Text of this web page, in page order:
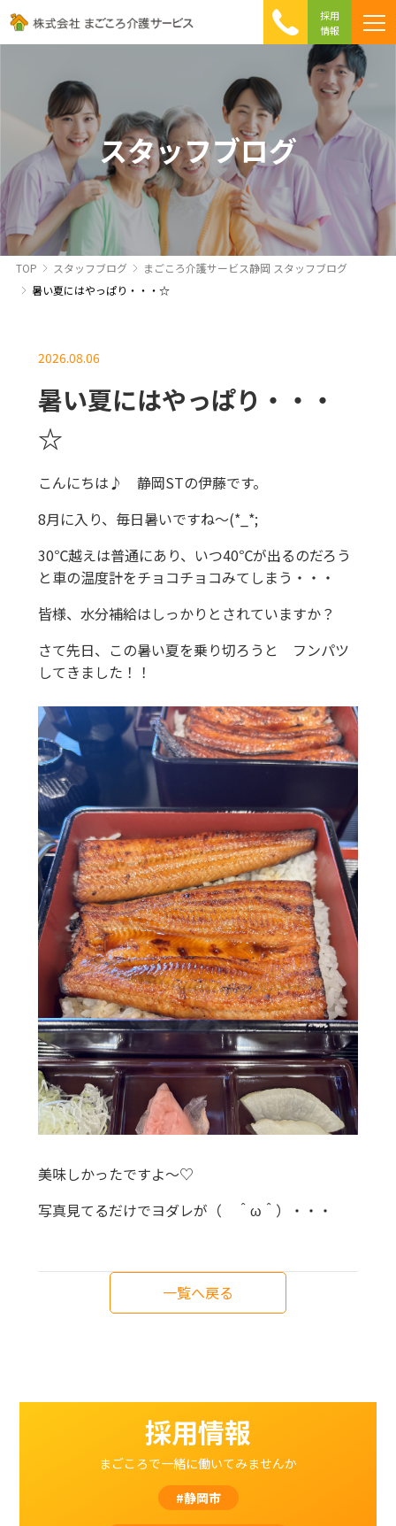
採用
情報
ころ介護の特徴
への取り組み
相談 Q&A
て介護を利用する方へ
スタッフブログ
TOP スタッフブログ
まごころ介護サービス静岡 スタッフブログ
暑い夏にはやっぱり・・・☆
2026.08.06
暑い夏にはやっぱり・・・
☆
こんにちは♪ 静岡STの伊藤です。
8月に入り、毎日暑いですね～(*_*;
30℃越えは普通にあり、いつ40℃が出るのだろう
と車の温度計をチョコチョコみてしまう・・・
皆様、水分補給はしっかりとされていますか？
さて先日、この暑い夏を乗り切ろうと フンパツ
してきました！！
美味しかったですよ～♡
写真見てるだけでヨダレが（ ＾ω＾）・・・
一覧へ戻る
採用情報
まごころで一緒に働いてみませんか
#静岡市